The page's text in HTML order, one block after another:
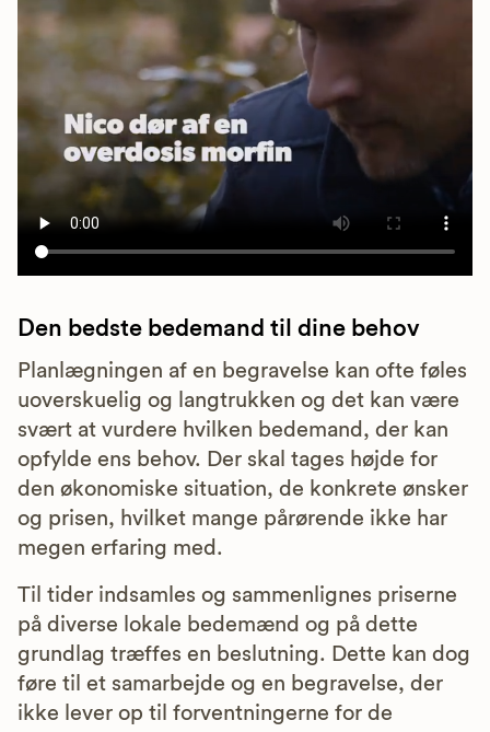
Den bedste bedemand til dine behov
Planlægningen af en begravelse kan ofte føles
uoverskuelig og langtrukken og det kan være
svært at vurdere hvilken bedemand, der kan
opfylde ens behov. Der skal tages højde for
den økonomiske situation, de konkrete ønsker
og prisen, hvilket mange pårørende ikke har
megen erfaring med.
Til tider indsamles og sammenlignes priserne
på diverse lokale bedemænd og på dette
grundlag træffes en beslutning. Dette kan dog
føre til et samarbejde og en begravelse, der
ikke lever op til forventningerne for de